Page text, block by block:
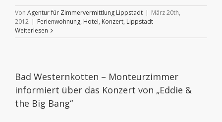
Von Agentur für Zimmervermittlung Lippstadt | März 20th,
2012 | Ferienwohnung, Hotel, Konzert, Lippstadt
Weiterlesen
Bad Westernkotten – Monteurzimmer
informiert über das Konzert von „Eddie &
the Big Bang“